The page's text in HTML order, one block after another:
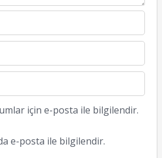
için e-posta ile bilgilendir.
e-posta ile bilgilendir.